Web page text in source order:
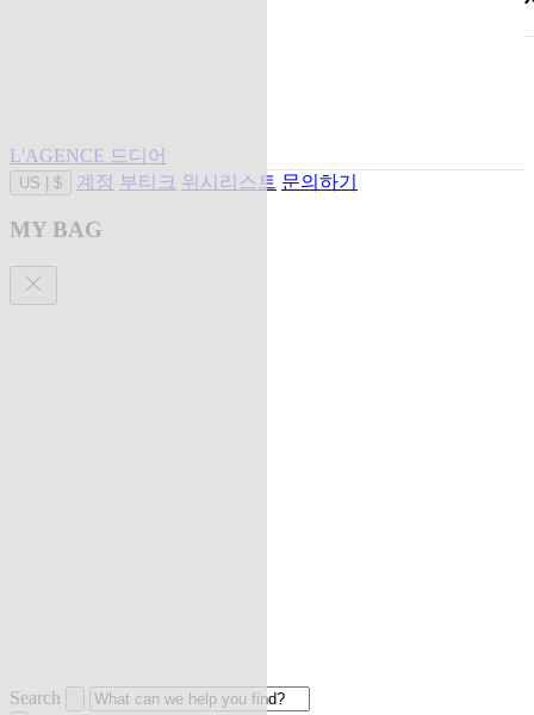
L'AGENCE 드디어
US $ 계정 부티크 위시리스트 문의하기
MY BAG
Search